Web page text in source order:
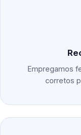
Empregamos
corretos